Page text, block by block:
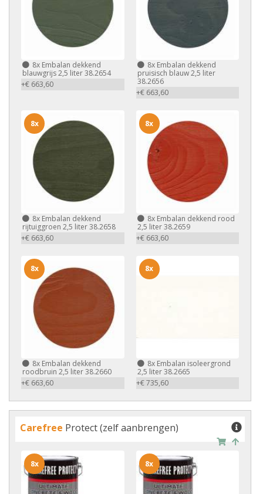
8x Embalan dekkend
blauwgrijs 2,5 liter 38.2654
+€ 663,60
8xEmbalan dekkend
pruisisch blauw 2,5 liter
38.2656
+€ 663,60
8x Embalan dekkend
rijtuiggroen 2,5 liter 38.2658
+€ 663,60
8x
8xEmbalan dekkend rood
2,5 liter 38.2659
+€ 663,60
8x
8x Embalan dekkend
roodbruin 2,5 liter 38.2660
+€ 663,60
8x
8xEmbalan isoleergrond
2,5 liter 38.2665
+€ 735,60
8x
Carefree Protect (zelf aanbrengen)
8x 8x